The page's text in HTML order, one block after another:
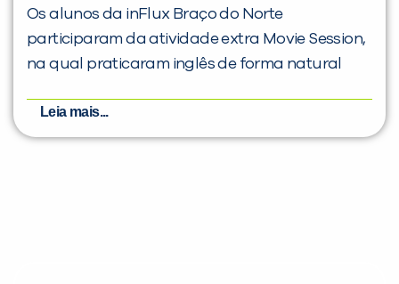
Os alunos da inFlux Braço do Norte
participaram da atividade extra Movie Session,
na qual praticaram inglês de forma natural
Leia mais...